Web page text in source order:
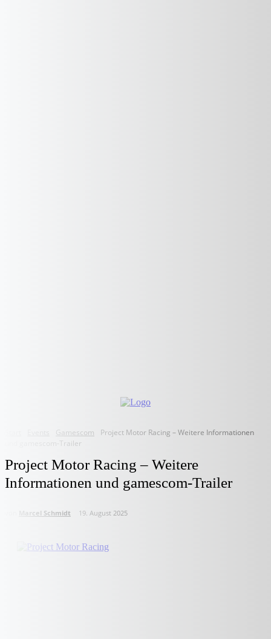
Gamescom
Project Motor Racing – Weitere Informationen
und gamescom-Trailer
Project Motor Racing – Weitere
Informationen und gamescom-Trailer
Marcel Schmidt 19. August 2025